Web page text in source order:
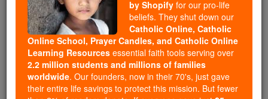
Because of You, 2.2 Million
Students Are Being Formed in the
Faith
Because of generous supporters like you,
Catholic Online School has already delivered
by Shopify for our pro-life
beliefs. They shut down our
Catholic Online, Catholic
Online School, Prayer Candles, and Catholic Online
Learning Resources essential faith tools serving over
2.2 million students and millions of families
worldwide. Our founders, now in their 70's, just gave
their entire life savings to protect this mission. But fewer